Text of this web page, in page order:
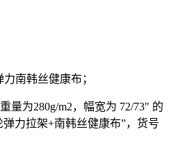
南韩丝健康布；
量为280g/m2，幅宽为 72/73" 的
力拉架+南韩丝健康布”，货号